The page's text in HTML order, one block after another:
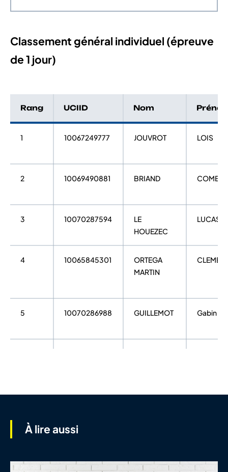
Classement général individuel (épreuve
de 1 jour)
Rang UCIID Nom
1 10067249777 JOUVROT LOIS
2 10069490881 BRIAND COME
3 10070287594
LE
HOUEZEC
LUCAS
4 10065845301
ORTEGA
MARTIN
5 10070286988 GUILLEMOT Gabin
À lire aussi